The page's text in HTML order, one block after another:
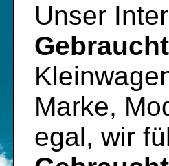
Unser
Marke,
egal, wir